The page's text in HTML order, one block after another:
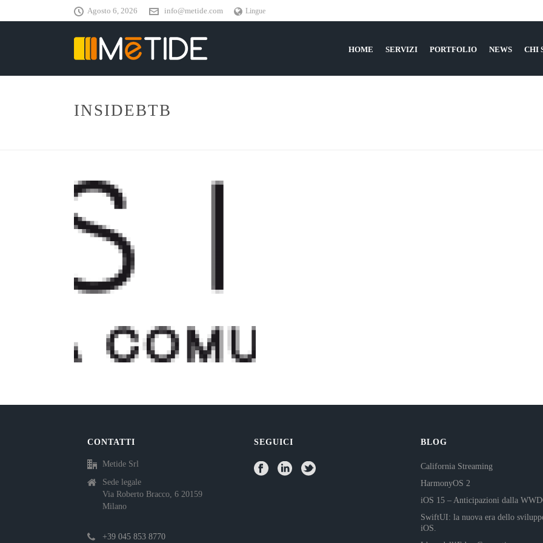
Agosto 6, 2026 info@metide.com Lingue
HOME SERVIZI PORTFOLIO NEWS CHI
INSIDEBTB
CONTATTI
Metide Srl
Sede legale
Via Roberto Bracco, 6 20159
Milano
+39 045 853 8770
SEGUICI BLOG
California Streaming
HarmonyOS 2
iOS 15 – Anticipazioni dalla
SwiftUI: la nuova era dello
iOS.